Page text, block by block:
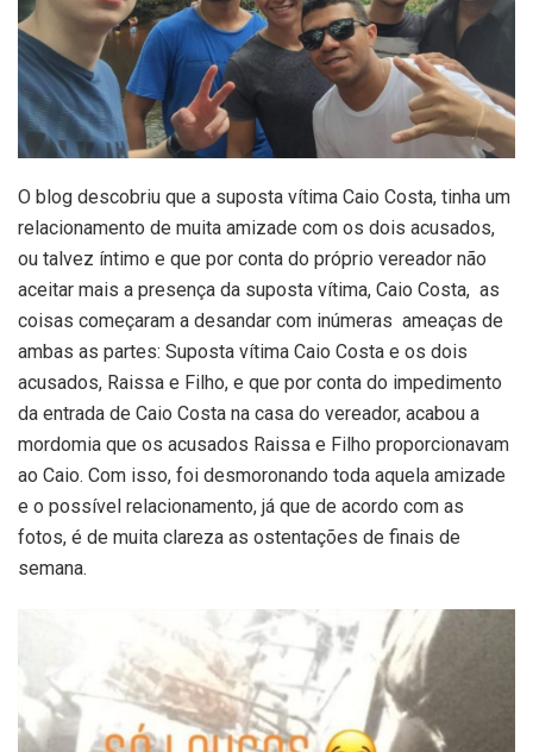
O blog descobriu que a suposta vítima Caio Costa, tinha um
relacionamento de muita amizade com os dois acusados,
ou talvez íntimo e que por conta do próprio vereador não
aceitar mais a presença da suposta vítima, Caio Costa, as
coisas começaram a desandar com inúmeras ameaças de
ambas as partes: Suposta vítima Caio Costa e os dois
acusados, Raissa e Filho, e que por conta do impedimento
da entrada de Caio Costa na casa do vereador, acabou a
mordomia que os acusados Raissa e Filho proporcionavam
ao Caio. Com isso, foi desmoronando toda aquela amizade
e o possível relacionamento, já que de acordo com as
fotos, é de muita clareza as ostentações de finais de
semana.